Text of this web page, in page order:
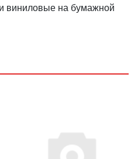
виниловые на бумажной